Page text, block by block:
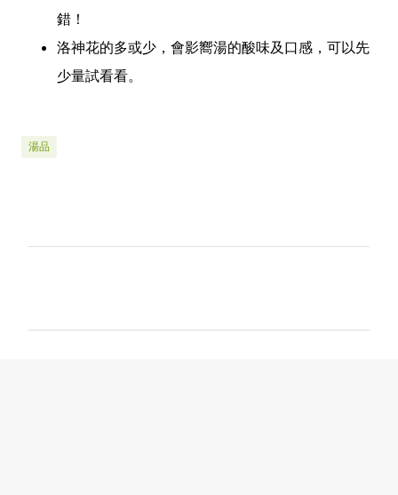
錯！
洛神花的多或少，會影嚮湯的酸味及口感，可以先
少量試看看。
湯品